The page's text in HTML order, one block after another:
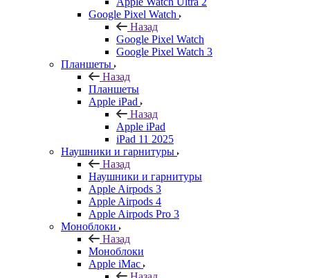
Google Pixel Watch
Назад
Google Pixel Watch
Google Pixel Watch 3
Планшеты
Назад
Планшеты
Apple iPad
Назад
Apple iPad
iPad 11 2025
Наушники и гарнитуры
Назад
Наушники и гарнитуры
Apple Airpods 3
Apple Airpods 4
Apple Airpods Pro 3
Моноблоки
Назад
Моноблоки
Apple iMac